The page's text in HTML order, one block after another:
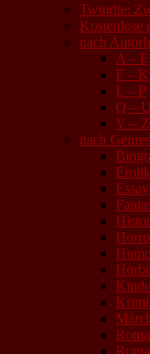
Twindie:
Kostenlose
nach
A – E
F – K
L – P
Q – U
V – Z
nach Genres
Erotik